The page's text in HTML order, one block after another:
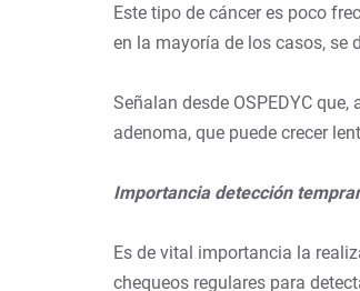
Este tipo de cáncer es poco
en la mayoría de los casos, se
Señalan desde OSPEDYC
adenoma, que puede crecer
Importancia detección
Es de vital importancia la
chequeos regulares para